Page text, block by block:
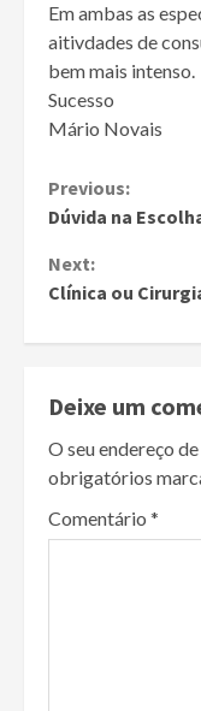
Em ambas as
aitivdades de
bem mais intenso.
Sucesso
Mário Novais
Continue
Previous:
Dúvida na
Next:
Clínica ou
Deixe um
O seu endereço
obrigatórios
Comentário *